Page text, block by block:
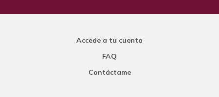
Accede a tu cuenta
FAQ
Contáctame